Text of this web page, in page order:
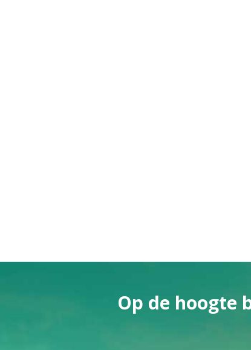
Op de hoogte